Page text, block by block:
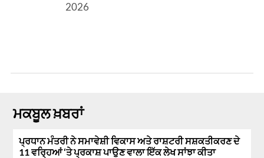
2026
ਮਕਬੂਲ ਖ਼ਬਰਾਂ
ਪ੍ਰਧਾਨ ਮੰਤਰੀ ਨੇ ਸਮਾਵੇਸ਼ੀ ਵਿਕਾਸ ਅਤੇ ਰਾਸ਼ਟਰੀ ਸਸ਼ਕਤੀਕਰਣ ਦੇ
11 ਵਰ੍ਹਿਆਂ ‘ਤੇ ਪ੍ਰਕਾਸ਼ ਪਾਉਣ ਵਾਲਾ ਇੱਕ ਲੇਖ ਸਾਂਝਾ ਕੀਤਾ